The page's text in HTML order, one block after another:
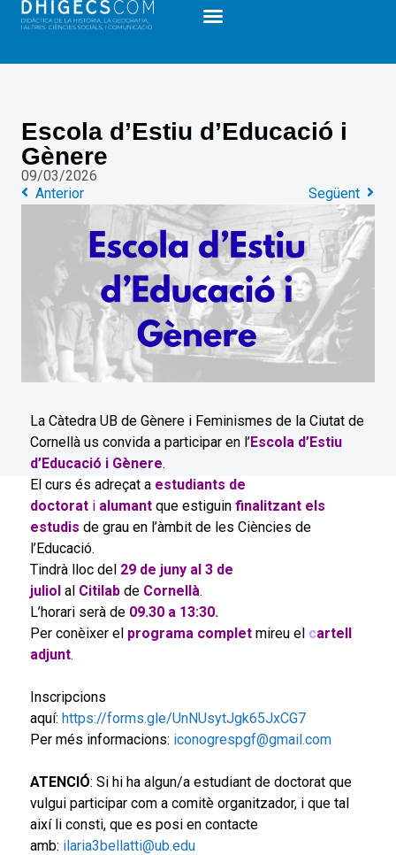
Escola d’Estiu d’Educació i
Gènere
09/03/2026
Anterior
Següent
La Càtedra UB de Gènere i Feminismes de la Ciutat de
Cornellà us convida a participar en l’Escola d’Estiu
d’Educació i Gènere.
El curs és adreçat a estudiants de
doctorat i alumant que estiguin finalitzant els
estudis de grau en l’àmbit de les Ciències de
l’Educació.
Tindrà lloc del 29 de juny al 3 de
juliol al Citilab de Cornellà.
L’horari serà de 09.30 a 13:30.
Per conèixer el programa complet mireu el cartell
adjunt.
Inscripcions
aquí: https://forms.gle/UnNUsytJgk65JxCG7
Per més informacions: iconogrespgf@gmail.com
ATENCIÓ: Si hi ha algun/a estudiant de doctorat que
vulgui participar com a comitè organitzador, i que tal
així li consti, que es posi en contacte
amb: ilaria3bellatti@ub.edu